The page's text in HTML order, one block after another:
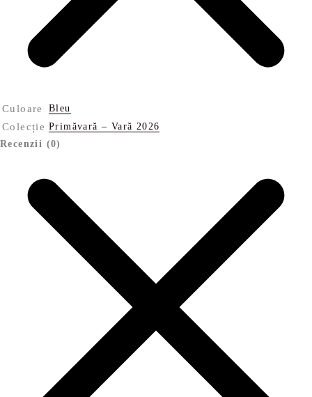
Culoare Bleu
Colecție Primăvară – Vară 2026
Recenzii (0)